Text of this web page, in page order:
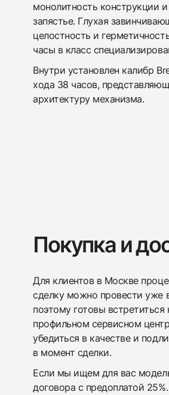
монолитность конструкции
запястье. Глухая
целостность и
часы в класс
Внутри установлен калибр
хода 38 часов,
архитектуру механизма.
Покупка и
Для клиентов в Москве
сделку можно провести уже
поэтому готовы
профильном сервисном
убедиться в качестве и
в момент сделки.
Если мы ищем для вас
договора с предоплатой